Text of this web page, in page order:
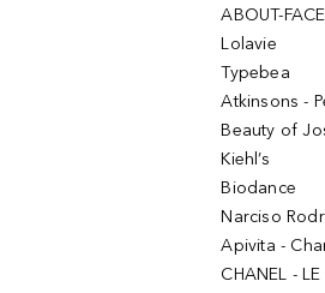
ABOUT-FACE
Lolavie
Typebea
Atkinsons -
Beauty of
Kiehl’s
Biodance
Narciso
Apivita -
CHANEL - LE